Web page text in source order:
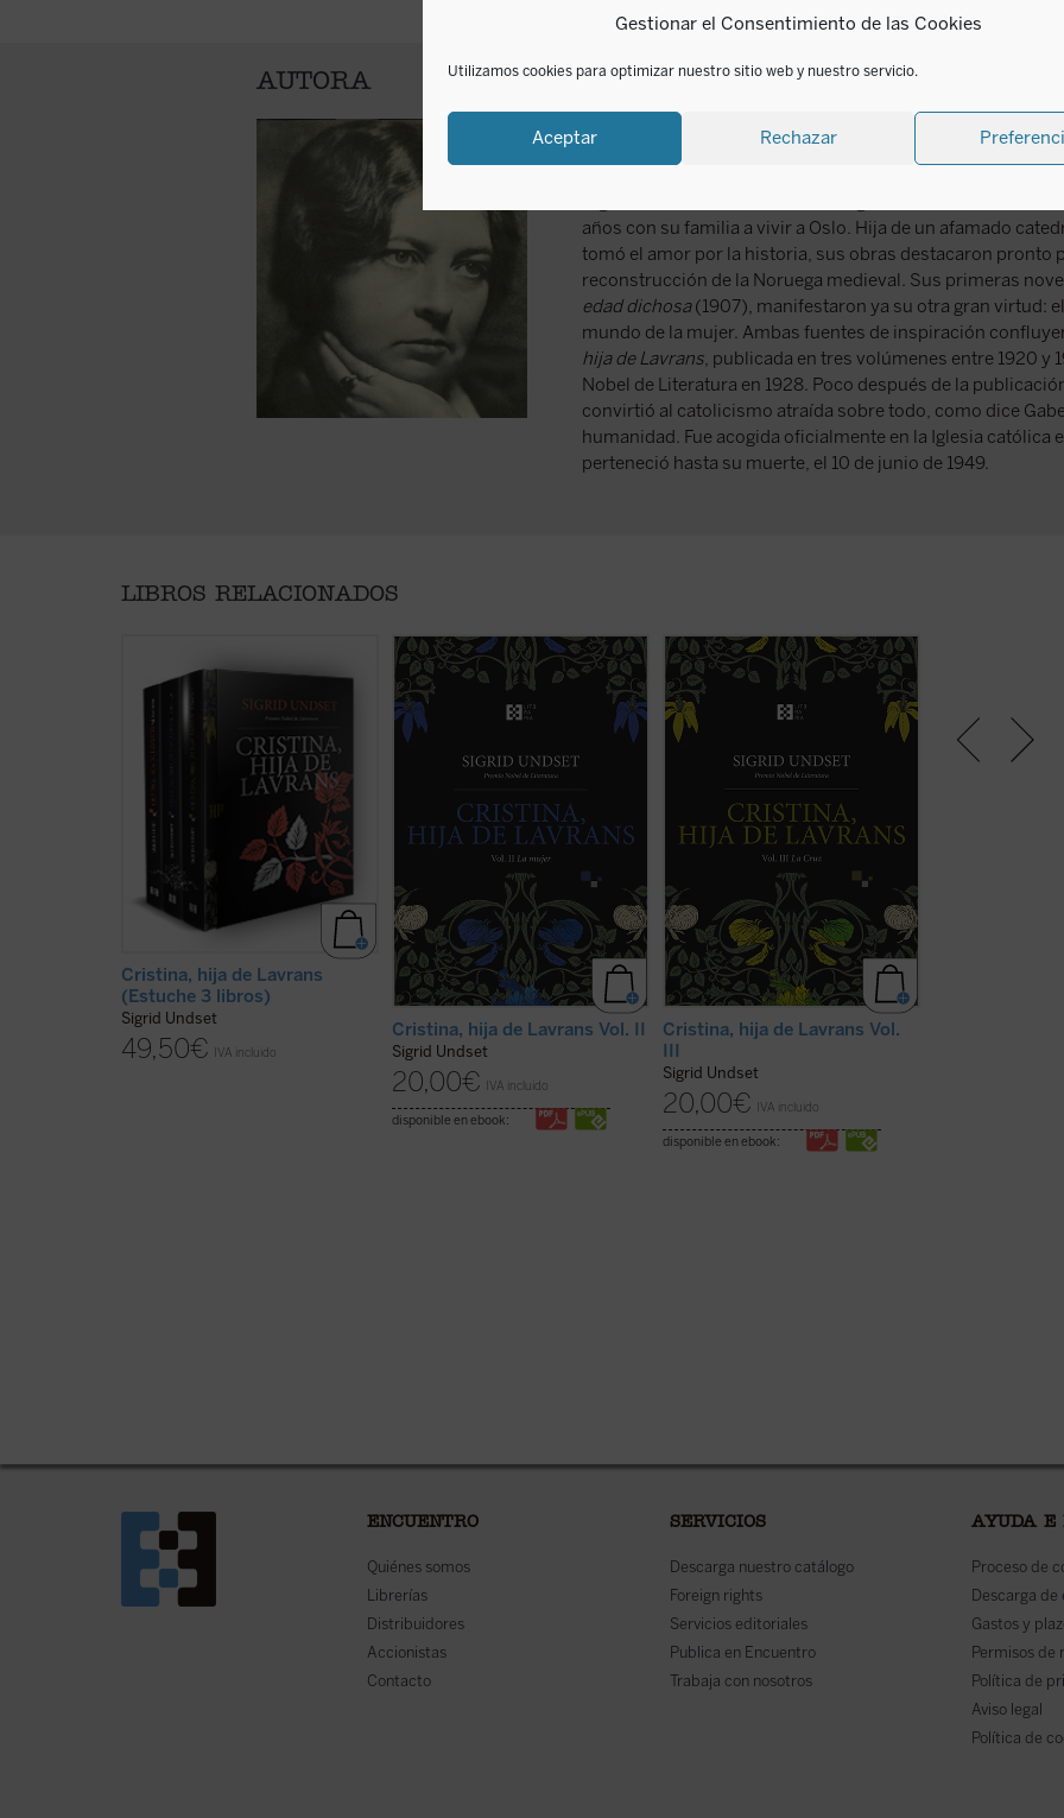
Gestionar el Consentimiento de las Cookies
Utilizamos cookies para optimizar nuestro sitio web y nuestro servicio.
Aceptar Rechazar
AUTORA
Sigrid Undset
Sigrid Undset nació en Kalundborg, Dinamarca, en 1882,
años con su familia a vivir a Oslo. Hija de un afamado
tomó el amor por la historia, sus obras destacaron pronto
reconstrucción de la Noruega medieval. Sus primeras
edad dichosa(1907), manifestaron ya su otra gran virtud:
mundo de la mujer. Ambas fuentes de inspiración
hija de Lavrans, publicada en tres volúmenes entre 1920 y
Nobel de Literatura en 1928. Poco después de la
convirtió al catolicismo atraída sobre todo, como dice
humanidad. Fue acogida oficialmente en la Iglesia católica
perteneció hasta su muerte, el 10 de junio de 1949.
LIBROS RELACIONADOS
Sumérgete en el corazón de la
Edad Media con la obra maestra
de Sigrid Undset, considerada una
de las mejores novelas históricas
del siglo XX.
Cristina, hija de
Lavrans
cuenta la vida desde la
niñez hasta la muerte, de uno de
los personajes más complejos y
vigorosos de la literatura
universal.
(ver ficha)
Cristina, hija de Lavrans
(Estuche 3 libros)
Sigrid Undset
49,50€ IVA incluido
En el segundo volumen, Cristina
Lavransdatter ya es una mujer
casada y una madre dedicada en
cuerpo y alma. Los anhelos
políticos de su marido amenazan
la estabilidad familiar y Cristina
consecuencias de sus decisiones.
Esta novela histórica, considerada
de las mejores del siglo XX,
(ver ficha)
Cristina, hija de Lavrans Vol. II
Sigrid Undset
20,00€ IVA incluido
disponible en ebook:
En medio de la peste que devasta
las tierras nórdicas, Cristina tiene
que lidiar con las dificultades de
un matrimonio que se
resquebraja, criar a numerosos
hijos y cuidar de un hogar en
tercer volumen Cristina vive una
épica doméstica que le abrirá el
camino de la redención y ...
Cristina, hija de Lavrans Vol.
III
Sigrid Undset
20,00€ IVA incluido
disponible en ebook:
de Ljot, un
descarado,
ENCUENTRO
Quiénes somos
Librerías
Distribuidores
Accionistas
Contacto
SERVICIOS
Descarga nuestro catálogo
Foreign rights
Servicios editoriales
Publica en Encuentro
Trabaja con nosotros
AYUDA E
Proceso de
Descarga de
Gastos y
Permisos de
Política de
Aviso legal
Política de